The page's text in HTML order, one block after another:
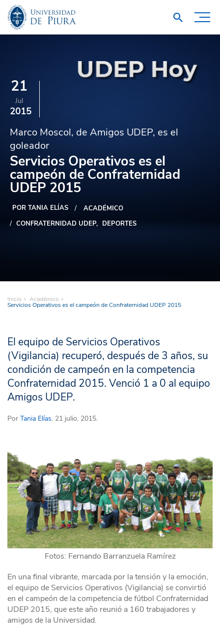
21
Jul
2015
Marco Moscol, de Amigos UDEP, es el
goleador
Servicios Operativos es el
campeón de Confraternidad
UDEP 2015
POR TANIA ELÍAS
ACADÉMICO
CONFRATERNIDAD UDEP
DEPORTES
Inicio Académico
Servicios Operativos es el campeón de Confraternidad UDEP 2015
El equipo de Servicios Operativos
(Vigilancia) recuperó, después de 3 años, su
condición de campeón en la competencia
Confraternidad 2015. Venció 1 a 0 al equipo
Amigos UDEP.
Por Tania Elías. 21 julio, 2015.
Fotos: Fernando Barranzuela Ramírez
En una final vibrante, marcada por la tensión y la emoción,
el equipo de Servicios Operativos (Vigilancia) se convirtió
en el campeón de la competencia de fútbol Confraternidad
UDEP 2015, que este año reunió a 160 trabajadores y
amigos de la Universidad.